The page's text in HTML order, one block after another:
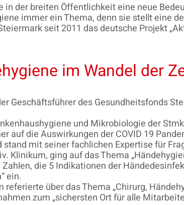
in der breiten Öffentlichkeit eine neue
immer ein Thema, denn sie stellt eine
seit 2011 das deutsche Projekt
im Wandel der
Geschäftsführer des Gesundheitsfonds
und Mikrobiologie der
auf die Auswirkungen der COVID 19
mit seiner fachlichen Expertise für
Klinikum, ging auf das Thema
die 5 Indikationen der
ein.
über das Thema „Chirurg,
zum „sichersten Ort für alle